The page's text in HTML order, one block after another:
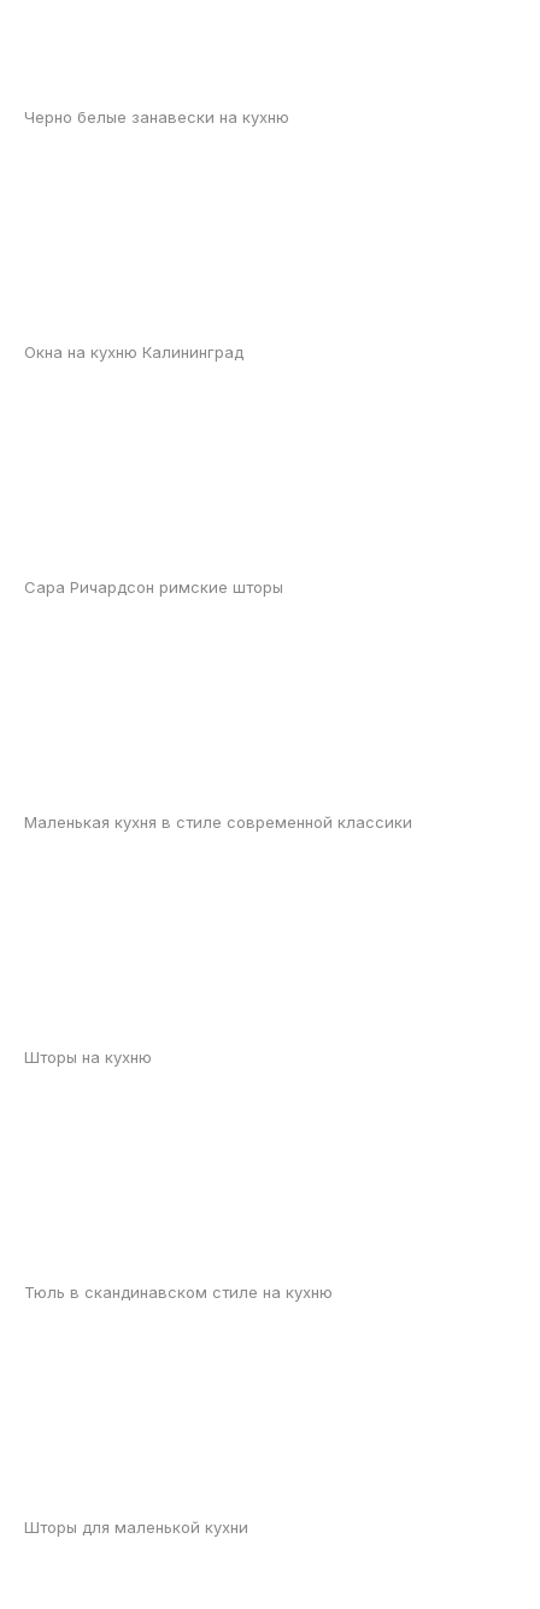
Черно белые занавески на кухню
Окна на кухню Калининград
Сара Ричардсон римские шторы
Маленькая кухня в стиле современной классики
Шторы на кухню
Тюль в скандинавском стиле на кухню
Шторы для маленькой кухни